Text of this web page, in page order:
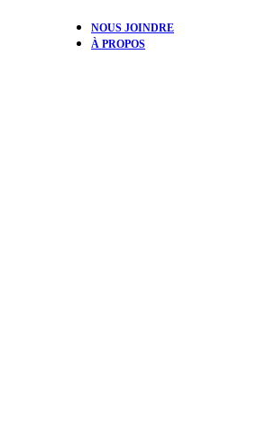
NOUS JOINDRE
À PROPOS